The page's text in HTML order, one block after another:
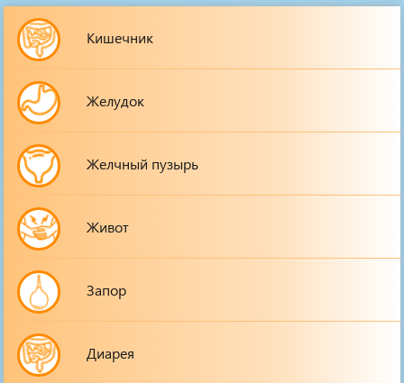
Кишечник
Желудок
Желчный пузырь
Живот
Запор
Диарея